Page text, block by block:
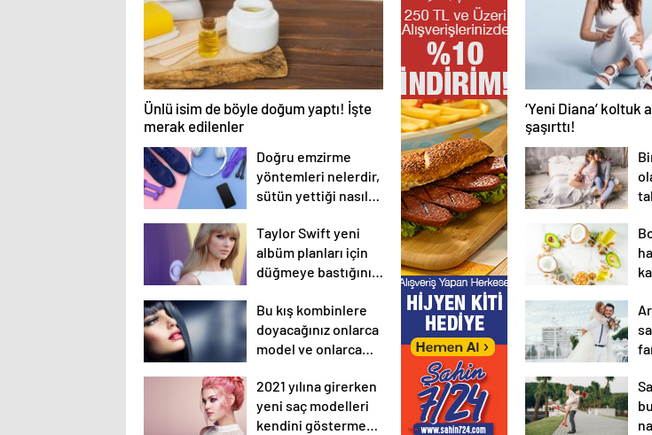
Ünlü isim de böyle doğum yaptı! İşte
merak edilenler
Doğru emzirme
yöntemleri nelerdir,
sütün yettiği nasıl
Taylor Swift yeni
albüm planları için
düğmeye bastığını
duyurdu!
Bu kış kombinlere
doyacağınız onlarca
model ve onlarca
2021 yılına girerken
yeni saç modelleri
kendini göstermeye
‘Yeni Diana’ koltuk
şaşırttı!